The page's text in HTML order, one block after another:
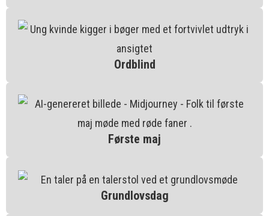
Ordblind
Første maj
Grundlovsdag